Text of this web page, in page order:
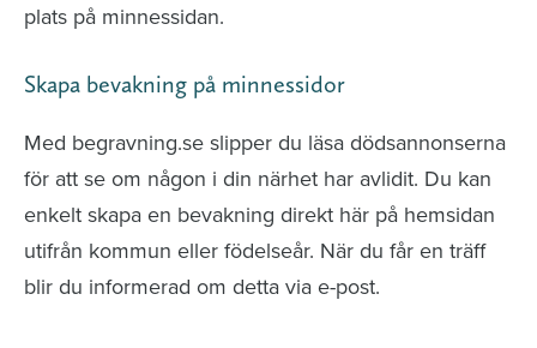
plats på minnessidan.
Skapa bevakning på minnessidor
Med begravning.se slipper du läsa dödsannonserna
för att se om någon i din närhet har avlidit. Du kan
enkelt skapa en bevakning direkt här på hemsidan
utifrån kommun eller födelseår. När du får en träff
blir du informerad om detta via e-post.